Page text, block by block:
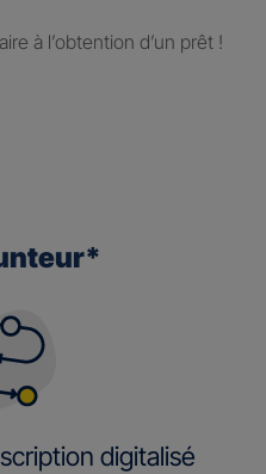
à l’obtention d’un prêt !
digitalisé